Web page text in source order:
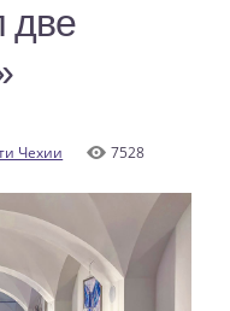
две
Чехии 7528